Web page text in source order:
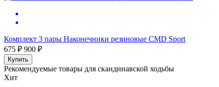
Комплект 3 пары Наконечники резиновые CMD Sport
675 ₽ 900 ₽
Купить
Рекомендуемые товары для скандинавской ходьбы
Хит